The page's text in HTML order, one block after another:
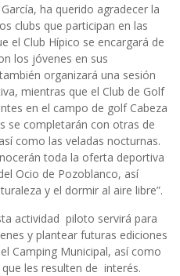
ha querido agradecer la
clubs que participan en las
el Club Hípico se encargará de
los jóvenes en sus
organizará una sesión
mientras que el Club de Golf
en el campo de golf Cabeza
se completarán con otras de
como las veladas nocturnas.
toda la oferta deportiva
Ocio de Pozoblanco, así
y el dormir al aire libre”.
actividad piloto servirá para
y plantear futuras ediciones
Camping Municipal, así como
les resulten de interés.